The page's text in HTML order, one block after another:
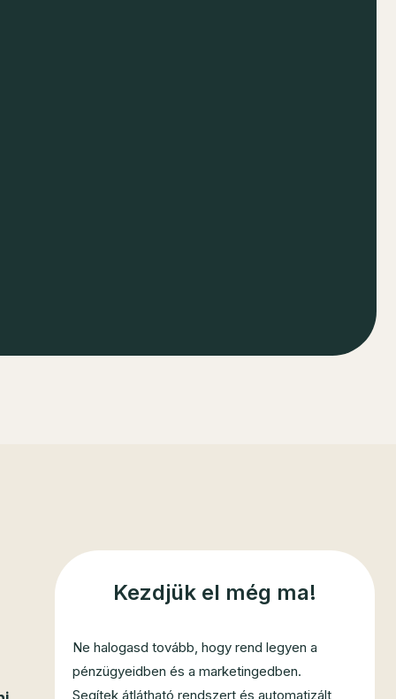
Kezdjük el még ma!
Ne halogasd tovább, hogy rend legyen a
pénzügyeidben és a marketingedben.
Segítek átlátható rendszert és automatizált